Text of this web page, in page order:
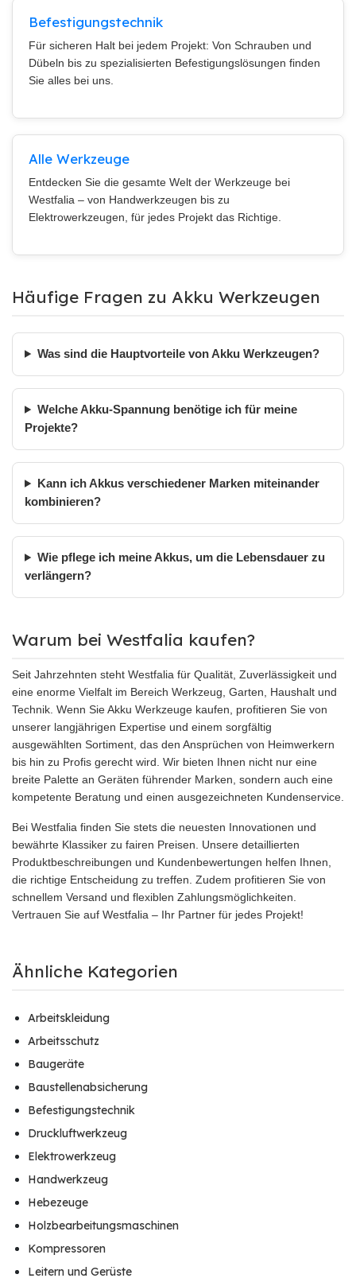
Befestigungstechnik
Für sicheren Halt bei jedem Projekt: Von Schrauben und
Dübeln bis zu spezialisierten Befestigungslösungen finden
Sie alles bei uns.
Alle Werkzeuge
Entdecken Sie die gesamte Welt der Werkzeuge bei
Westfalia – von Handwerkzeugen bis zu
Elektrowerkzeugen, für jedes Projekt das Richtige.
Häufige Fragen zu Akku Werkzeugen
Was sind die Hauptvorteile von Akku Werkzeugen?
Welche Akku-Spannung benötige ich für meine
Projekte?
Kann ich Akkus verschiedener Marken miteinander
kombinieren?
Wie pflege ich meine Akkus, um die Lebensdauer zu
verlängern?
Warum bei Westfalia kaufen?
Seit Jahrzehnten steht Westfalia für Qualität, Zuverlässigkeit und
eine enorme Vielfalt im Bereich Werkzeug, Garten, Haushalt und
Technik. Wenn Sie Akku Werkzeuge kaufen, profitieren Sie von
unserer langjährigen Expertise und einem sorgfältig
ausgewählten Sortiment, das den Ansprüchen von Heimwerkern
bis hin zu Profis gerecht wird. Wir bieten Ihnen nicht nur eine
breite Palette an Geräten führender Marken, sondern auch eine
kompetente Beratung und einen ausgezeichneten Kundenservice.
Bei Westfalia finden Sie stets die neuesten Innovationen und
bewährte Klassiker zu fairen Preisen. Unsere detaillierten
Produktbeschreibungen und Kundenbewertungen helfen Ihnen,
die richtige Entscheidung zu treffen. Zudem profitieren Sie von
schnellem Versand und flexiblen Zahlungsmöglichkeiten.
Vertrauen Sie auf Westfalia – Ihr Partner für jedes Projekt!
Ähnliche Kategorien
Arbeitskleidung
Arbeitsschutz
Baugeräte
Baustellenabsicherung
Befestigungstechnik
Druckluftwerkzeug
Elektrowerkzeug
Handwerkzeug
Hebezeuge
Holzbearbeitungsmaschinen
Kompressoren
Leitern und Gerüste